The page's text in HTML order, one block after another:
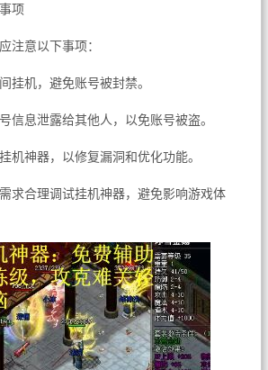
项
注意以下事项：
挂机，避免账号被封禁。
信息泄露给其他人，以免账号被盗。
机神器，以修复漏洞和优化功能。
求合理调试挂机神器，避免影响游戏体